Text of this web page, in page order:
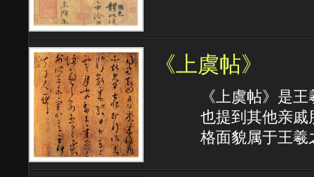
《上虞帖》
《上虞帖》是
也提到其他亲戚
格面貌属于王羲